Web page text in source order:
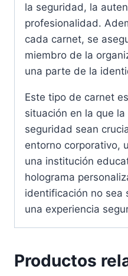
la seguridad, la
profesionalidad.
cada carnet, se
miembro de la
una parte de la
Este tipo de carnet
situación en la que
seguridad sean
entorno corporativo,
una institución
holograma
identificación no sea
una experiencia
Productos